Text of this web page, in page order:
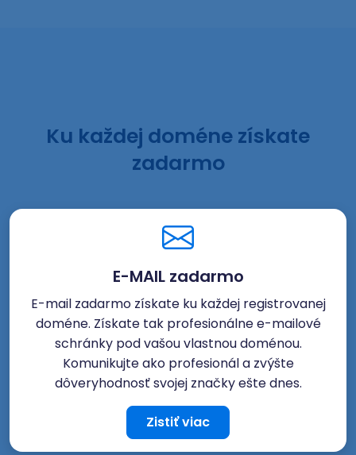
Ku každej doméne získate
zadarmo
E-MAIL zadarmo
E-mail zadarmo získate ku každej registrovanej
doméne. Získate tak profesionálne e-mailové
schránky pod vašou vlastnou doménou.
Komunikujte ako profesionál a zvýšte
dôveryhodnosť svojej značky ešte dnes.
Zistiť viac